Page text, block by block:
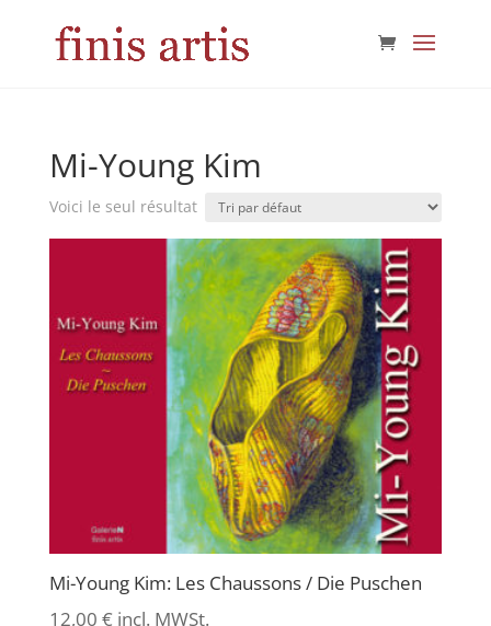
Mi-Young Kim
Voici le seul résultat
Mi-Young Kim: Les Chaussons / Die Puschen
12,00 € incl. MWSt.